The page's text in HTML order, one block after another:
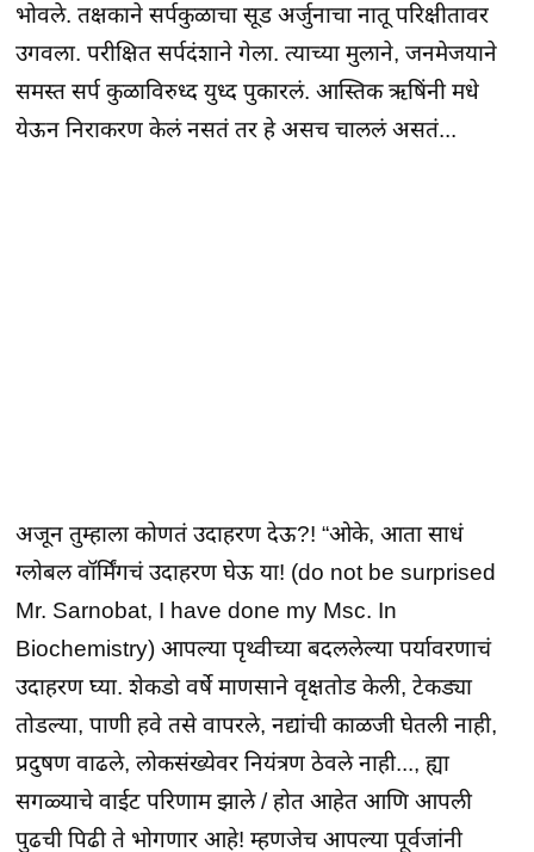
भोवले. तक्षकाने सर्पकुळाचा सूड अर्जुनाचा नातू परिक्षीतावर
उगवला. परीक्षित सर्पदंशाने गेला. त्याच्या मुलाने, जनमेजयाने
समस्त सर्प कुळाविरुध्द युध्द पुकारलं. आस्तिक ऋषिंनी मधे
येऊन निराकरण केलं नसतं तर हे असच चाललं असतं...
अजून तुम्हाला कोणतं उदाहरण देऊ?! “ओके, आता साधं
ग्लोबल वॉर्मिंगचं उदाहरण घेऊ या! (do not be surprised
Mr. Sarnobat, I have done my Msc. In
Biochemistry) आपल्या पृथ्वीच्या बदललेल्या पर्यावरणाचं
उदाहरण घ्या. शेकडो वर्षे माणसाने वृक्षतोड केली, टेकड्या
तोडल्या, पाणी हवे तसे वापरले, नद्यांची काळजी घेतली नाही,
प्रदुषण वाढले, लोकसंख्येवर नियंत्रण ठेवले नाही..., ह्या
सगळ्याचे वाईट परिणाम झाले / होत आहेत आणि आपली
पुढची पिढी ते भोगणार आहे! म्हणजेच आपल्या पूर्वजांनी